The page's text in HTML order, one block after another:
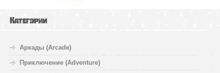
Категории
Аркады (Arcade)
Приключение (Adventure)